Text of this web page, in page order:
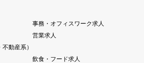
事務・オフィスワーク求人
営業求人
動産系）
飲食・フード求人